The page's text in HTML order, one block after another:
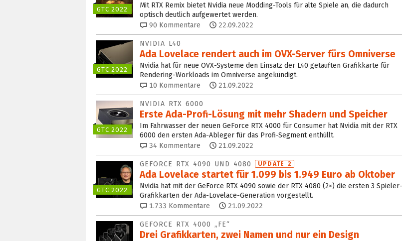
GTC 2022
Mit RTX Remix bietet Nvidia neue Modding-Tools für alte Spiele an, die dadurch
optisch deutlich aufgewertet werden.
90 Kommentare 22.09.2022
GTC 2022
NVIDIA L40
Ada Lovelace rendert auch im OVX-Server fürs Omniverse
Nvidia hat für neue OVX-Systeme den Einsatz der L40 getauften Grafikkarte für
Rendering-Workloads im Omniverse angekündigt.
10 Kommentare 21.09.2022
GTC 2022
NVIDIA RTX 6000
Erste Ada-Profi-Lösung mit mehr Shadern und Speicher
Im Fahrwasser der neuen GeForce RTX 4000 für Consumer hat Nvidia mit der RTX
6000 den ersten Ada-Ableger für das Profi-Segment enthüllt.
34 Kommentare 21.09.2022
GTC 2022
GEFORCE RTX 4090 UND 4080 UPDATE 2
Ada Lovelace startet für 1.099 bis 1.949 Euro ab Oktober
Nvidia hat mit der GeForce RTX 4090 sowie der RTX 4080 (2×) die ersten 3 Spieler-
Grafikkarten der Ada-Lovelace-Generation vorgestellt.
1.733 Kommentare 21.09.2022
GEFORCE RTX 4000 „FE“
Drei Grafikkarten, zwei Namen und nur ein Design